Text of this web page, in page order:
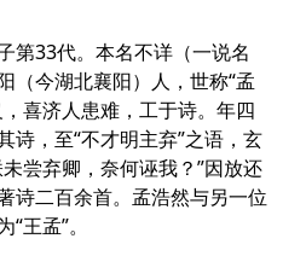
第33代。本名不详（一说名
（今湖北襄阳）人，世称“孟
喜济人患难，工于诗。年四
诗，至“不才明主弃”之语，玄
尝弃卿，奈何诬我？”因放还
诗二百余首。孟浩然与另一位
王孟”。